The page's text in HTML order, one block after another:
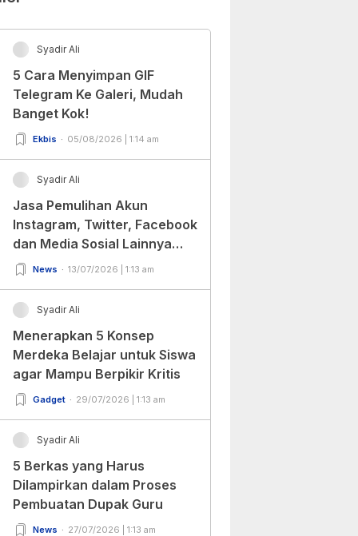
Syadir Ali
5 Cara Menyimpan GIF
Telegram Ke Galeri, Mudah
Banget Kok!
Ekbis 05/08/2026 | 1:14 am
Syadir Ali
Jasa Pemulihan Akun
Instagram, Twitter, Facebook
dan Media Sosial Lainnya
(Update Terbaru 2022)
News 13/07/2026 | 1:13 am
Syadir Ali
Menerapkan 5 Konsep
Merdeka Belajar untuk Siswa
agar Mampu Berpikir Kritis
Gadget 29/07/2026 | 1:13 am
Syadir Ali
5 Berkas yang Harus
Dilampirkan dalam Proses
Pembuatan Dupak Guru
News 27/07/2026 | 1:13 am